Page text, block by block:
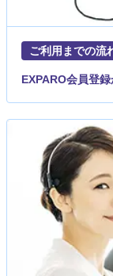
ご利用までの流
EXPARO会員登